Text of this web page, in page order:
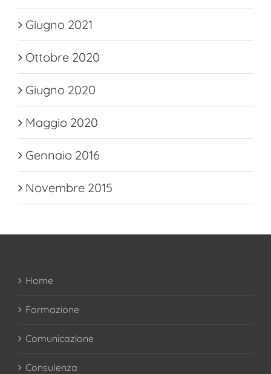
Giugno 2021
Ottobre 2020
Giugno 2020
Maggio 2020
Gennaio 2016
Novembre 2015
Home
Formazione
Comunicazione
Consulenza